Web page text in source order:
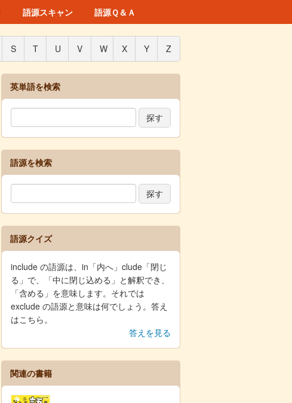
語源スキャン 語源Ｑ＆Ａ
S T U V W X Y Z
英単語を検索
語源を検索
語源クイズ
include の語源は、in「内へ」clude「閉じ
る」で、「中に閉じ込める」と解釈でき、
「含める」を意味します。それでは
exclude の語源と意味は何でしょう。答え
はこちら。
答えを見る
関連の書籍